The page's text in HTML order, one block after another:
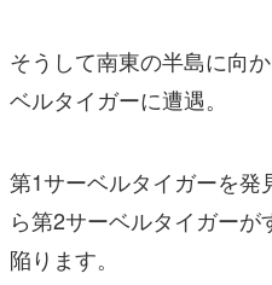
そうして南東の半島に向
ベルタイガーに遭遇。
第1サーベルタイガーを
ら第2サーベルタイガー
陥ります。